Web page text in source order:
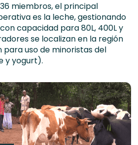
miembros, el principal
es la leche, gestionando
capacidad para 80L, 400L y
se localizan en la región
para uso de minoristas del
y yogurt).